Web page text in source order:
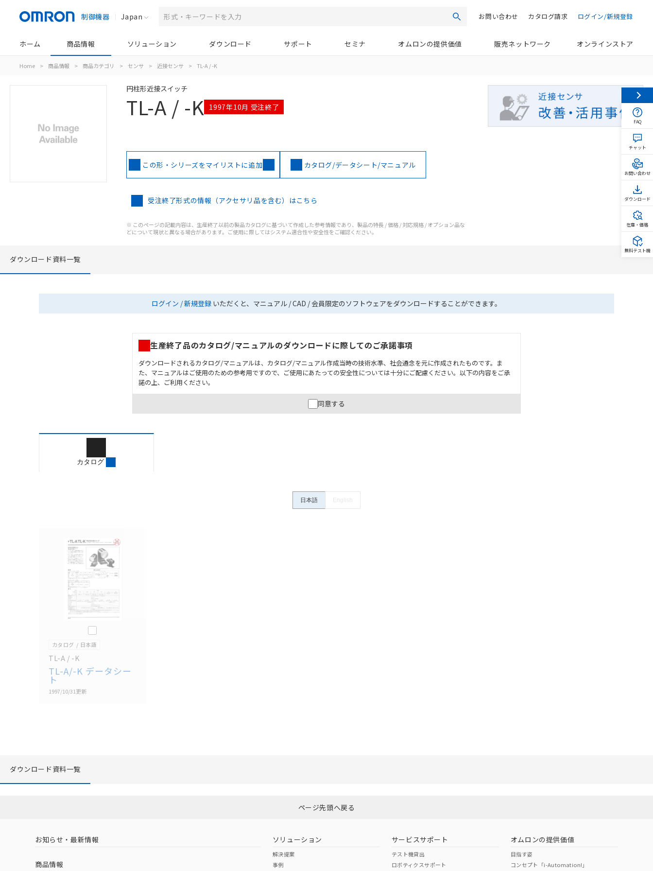
制御機器 Japan 検索 ログイン/新規登録
カタログ請求
お問い合わせ
ホーム 商品情報 ソリューション ダウンロード サポート セミナ オムロンの提供価値 販売ネットワーク オンラインストア
Home > 商品情報 > 商品カテゴリ > センサ > 近接センサ > TL-A / -K
円柱形近接スイッチ
TL-A / -K 1997年10月 受注終了
この形・シリーズをマイリストに追加 カタログ/データシート/マニュアル
受注終了形式の情報（アクセサリ品を含む）はこちら
※ このページの記載内容は、生産終了以前の製品カタログに基づいて作成した参考情報であり、製品の特長 / 価格 / 対応規格 / オプション品な
どについて現状と異なる場合があります。ご使用に際してはシステム適合性や安全性をご確認ください。
ダウンロード資料一覧
ログイン / 新規登録 いただくと、マニュアル / CAD / 会員限定のソフトウェアをダウンロードすることができます。
生産終了品のカタログ/マニュアルのダウンロードに際してのご承諾事項
ダウンロードされるカタログ/マニュアルは、カタログ/マニュアル作成当時の技術水準、社会通念を元に作成されたものです。ま
た、マニュアルはご使用のための参考用ですので、ご使用にあたっての安全性については十分にご配慮ください。以下の内容をご承
諾の上、ご利用ください。
お客様が本製品を人命や財産に重大な危険を及ぼすような用途に使用される場合には、システム全体として危険を知らせたり、冗
長設計により必要な安全性を確保できるよう設計されていること、および本製品が全体の中で意図した用途に対して適切に配電・
カタログ/マニュアルに記載されているアプリケーション事例は参考用ですので、ご採用に際しては機器・装置の機能や安全性を
同意する
カタログ
日本語 English
このカタログを選択
カタログ 日本語
TL-A / -K
TL-A/-K データシー
ト
1997/10/31更新
ダウンロード資料一覧
ページ先頭へ戻る
お知らせ・最新情報
商品情報
ソリューション
解決提案
事例
サービスサポート
テスト機貸出
ロボティクスサポート
オムロンの提供価値
目指す姿
コンセプト「i-Automation!」
FAQ
チャット
お問い合わせ
ダウンロード
在庫・価格
無料テスト機